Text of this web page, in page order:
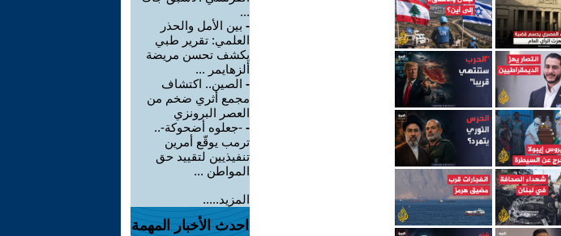
...
- بين الأمل والحذر
العلمي: تقرير طبي
يكشف تحسن مريضة
ألزهايمر ...
- الصين.. اكتشاف
مجمع أثري ضخم من
العصر البرونزي
- -جعلوه أضحوكة-..
ترمب يوقّع أمرين
تنفيذيين لتقييد حق
المواطن ...
المزيد.....
احدث الأخبار المهمة